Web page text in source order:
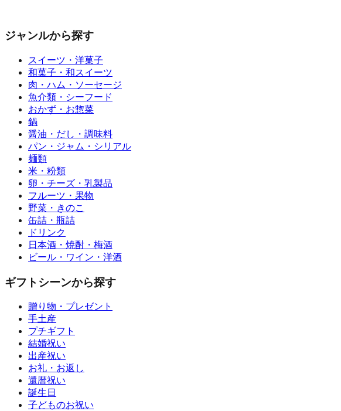
ジャンルから探す
スイーツ・洋菓子
和菓子・和スイーツ
肉・ハム・ソーセージ
魚介類・シーフード
おかず・お惣菜
鍋
醤油・だし・調味料
パン・ジャム・シリアル
麺類
米・粉類
卵・チーズ・乳製品
フルーツ・果物
野菜・きのこ
缶詰・瓶詰
ドリンク
日本酒・焼酎・梅酒
ビール・ワイン・洋酒
ギフトシーンから探す
贈り物・プレゼント
手土産
プチギフト
結婚祝い
出産祝い
お礼・お返し
還暦祝い
誕生日
子どものお祝い